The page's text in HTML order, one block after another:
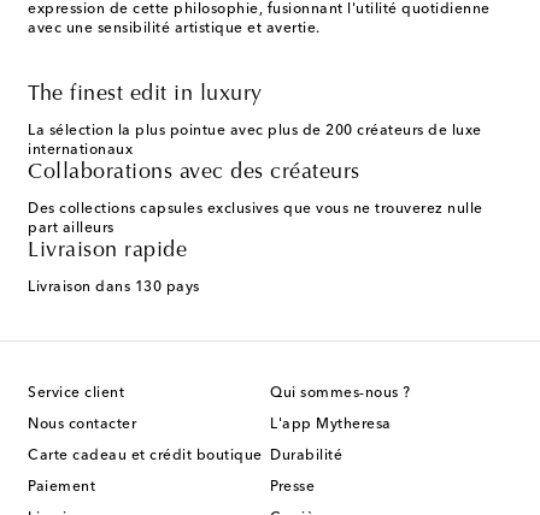
expression de cette philosophie, fusionnant l'utilité quotidienne
avec une sensibilité artistique et avertie.
The finest edit in luxury
La sélection la plus pointue avec plus de 200 créateurs de luxe
internationaux
Collaborations avec des créateurs
Des collections capsules exclusives que vous ne trouverez nulle
part ailleurs
Livraison rapide
Livraison dans 130 pays
Service client
Nous contacter
Carte cadeau et crédit boutique
Paiement
Qui sommes-nous ?
L'app Mytheresa
Durabilité
Presse